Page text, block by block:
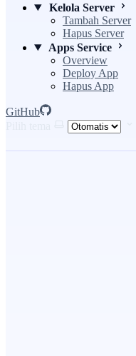
Kelola Server
Tambah Server
Hapus Server
Apps Service
Overview
Deploy App
Hapus App
GitHub